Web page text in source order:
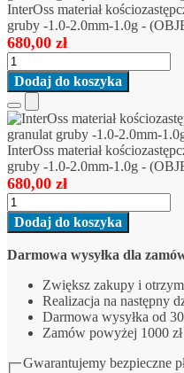
Cart
InterOss materiał
gruby -1.0-2.0mm-1.0g -
680,00 zł
ilość
InterOss
materiał
kościozastępczy
pochodzenia
wołowego
granulat
gruby
-1.0-
2.0mm-
1.0g
-
(OBJĘTOŚĆ:
Dodaj do koszyka
Add
to
Cart
InterOss materiał
gruby -1.0-2.0mm-1.0g -
680,00 zł
ilość
InterOss
materiał
kościozastępczy
pochodzenia
wołowego
granulat
gruby
-1.0-
1.0g
Dodaj do koszyka
Darmowa wysyłka dla
Zwiększ zakupy i
Realizacja na następny
Darmowa wysyłka od
Zamów powyżej 1000
Gwarantujemy bezpieczne